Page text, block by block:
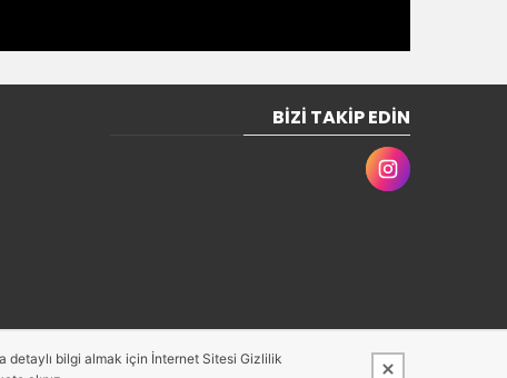
BIZI TAKIP EDIN
detaylı bilgi almak için İnternet Sitesi Gizlilik